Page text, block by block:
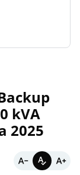
kVA
2025